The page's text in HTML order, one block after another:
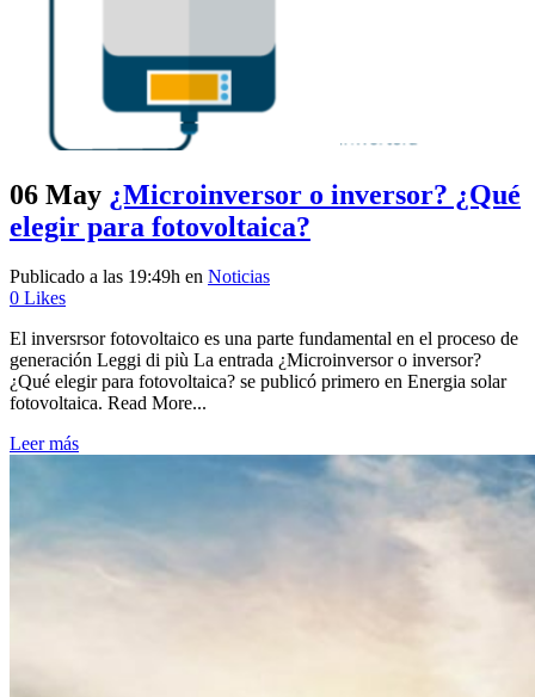
06 May ¿Microinversor o inversor? ¿Qué
elegir para fotovoltaica?
Publicado a las 19:49h en Noticias
0 Likes
El inversrsor fotovoltaico es una parte fundamental en el proceso de
generación Leggi di più La entrada ¿Microinversor o inversor?
¿Qué elegir para fotovoltaica? se publicó primero en Energia solar
fotovoltaica. Read More...
Leer más